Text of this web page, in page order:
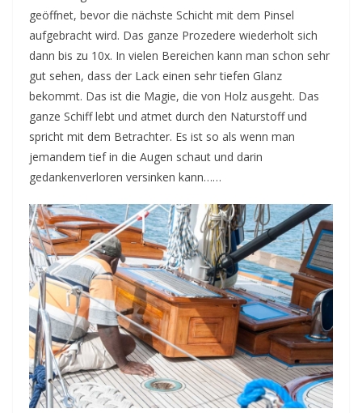
geöffnet, bevor die nächste Schicht mit dem Pinsel
aufgebracht wird. Das ganze Prozedere wiederholt sich
dann bis zu 10x. In vielen Bereichen kann man schon sehr
gut sehen, dass der Lack einen sehr tiefen Glanz
bekommt. Das ist die Magie, die von Holz ausgeht. Das
ganze Schiff lebt und atmet durch den Naturstoff und
spricht mit dem Betrachter. Es ist so als wenn man
jemandem tief in die Augen schaut und darin
gedankenverloren versinken kann……